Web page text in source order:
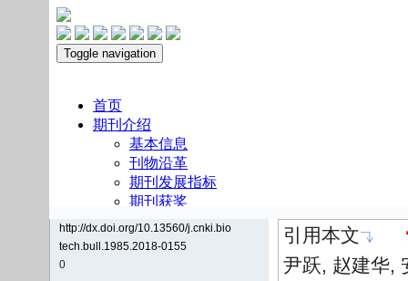
http://dx.doi.org/10.13560/j.cnki.bio
tech.bull.1985.2018-0155
0
引用本文
尹跃, 赵建华,